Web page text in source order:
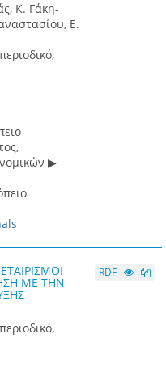
Κ. Γάκη-
Ε.
▶
ΜΕ ΤΗΝ
RDF